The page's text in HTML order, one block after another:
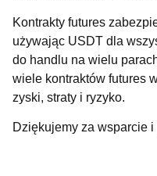
Kontrakty futures
używając USDT dla
do handlu na wielu
wiele kontraktów futures
zyski, straty i ryzyko.
Dziękujemy za wsparcie